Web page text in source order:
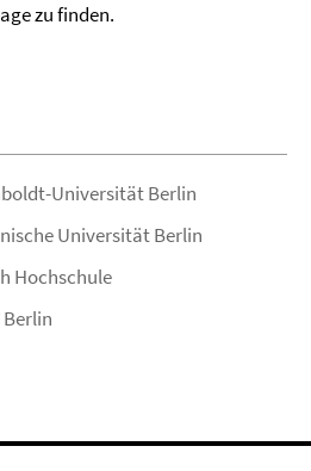
zu finden.
Universität Berlin
Universität Berlin
Hochschule